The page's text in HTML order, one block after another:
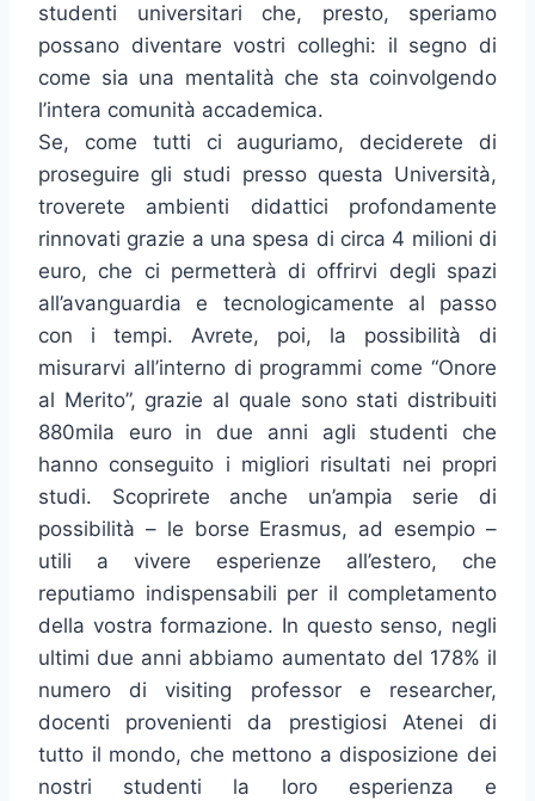
studenti universitari che, presto, speriamo
possano diventare vostri colleghi: il segno di
come sia una mentalità che sta coinvolgendo
l’intera comunità accademica.
Se, come tutti ci auguriamo, deciderete di
proseguire gli studi presso questa Università,
troverete ambienti didattici profondamente
rinnovati grazie a una spesa di circa 4 milioni di
euro, che ci permetterà di offrirvi degli spazi
all’avanguardia e tecnologicamente al passo
con i tempi. Avrete, poi, la possibilità di
misurarvi all’interno di programmi come “Onore
al Merito”, grazie al quale sono stati distribuiti
880mila euro in due anni agli studenti che
hanno conseguito i migliori risultati nei propri
studi. Scoprirete anche un’ampia serie di
possibilità – le borse Erasmus, ad esempio –
utili a vivere esperienze all’estero, che
reputiamo indispensabili per il completamento
della vostra formazione. In questo senso, negli
ultimi due anni abbiamo aumentato del 178% il
numero di visiting professor e researcher,
docenti provenienti da prestigiosi Atenei di
tutto il mondo, che mettono a disposizione dei
nostri studenti la loro esperienza e